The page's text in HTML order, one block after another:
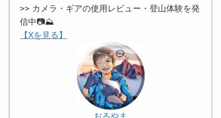
>> カメラ・ギアの使用レビュー・登山体験を発
信中📷️⛰️
【Xを見る】